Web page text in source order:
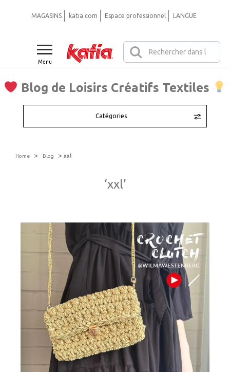
Menu
Blog de Loisirs Créatifs Textiles
Catégories
MAGASINS katia.com Espace professionnel LANGUE
Home > Blog > xxl
‘xxl’